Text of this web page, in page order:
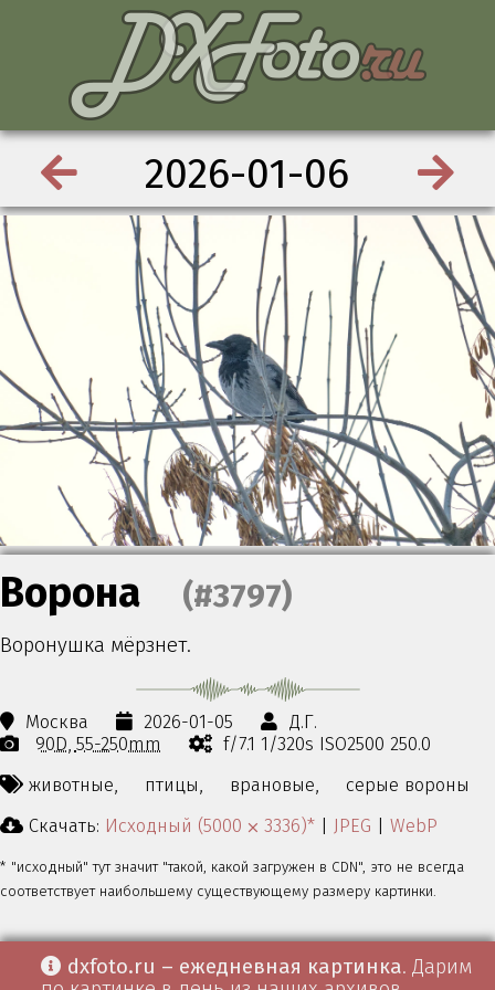
2026-01-06
Ворона (#3797)
Воронушка мёрзнет.
Москва 2026-01-05
Д.Г.
90D 55-250mm
f/7.1 1/320s ISO2500 250.0
животные,
птицы, врановые,
серые вороны
Скачать: Исходный (5000 ⨉ 3336)* | JPEG | WebP
* "исходный" тут значит "такой, какой загружен в CDN", это не всегда
соответствует наибольшему существующему размеру картинки.
dxfoto.ru – ежедневная картинка. Дарим